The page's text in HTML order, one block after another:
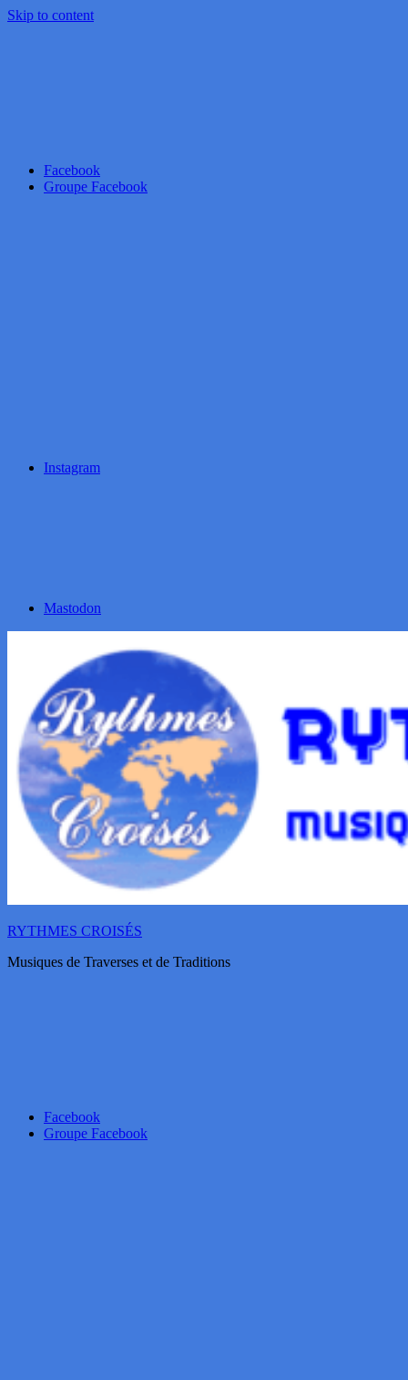
Skip to content
Facebook
Groupe Facebook
Instagram
Mastodon
RYTHMES CROISÉS
Musiques de Traverses et de Traditions
Facebook
Groupe Facebook